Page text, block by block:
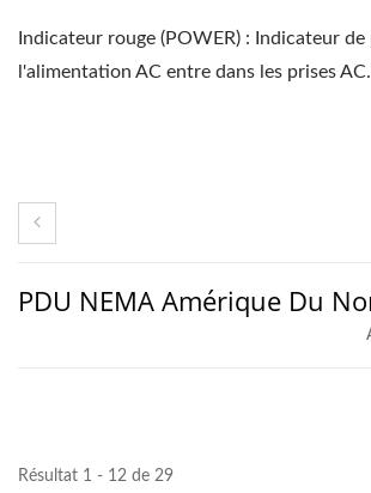
Indicateur rouge (POWER) : Indicateur de
l'alimentation AC entre dans les prises AC.
PDU NEMA Amérique Du
Résultat 1 - 12 de 29